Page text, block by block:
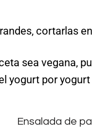
cortarlas
sea vegana,
yogurt por